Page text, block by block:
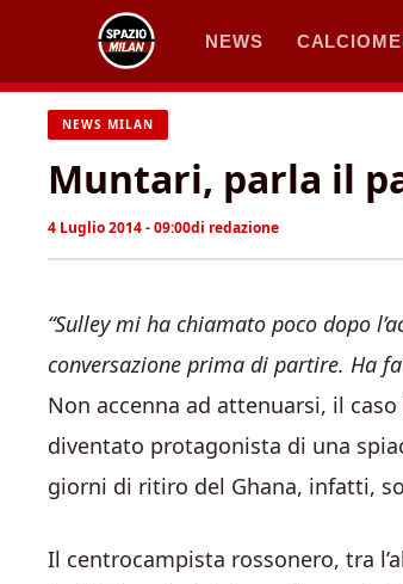
contenuto
NEWS
NEWS MILAN
Muntari, parla il
4 Luglio 2014 - 09:00di redazione
“Sulley mi ha chiamato poco dopo
conversazione prima di partire. Ha
Non accenna ad attenuarsi, il caso
diventato protagonista di una
giorni di ritiro del Ghana, infatti,
Il centrocampista rossonero, tra